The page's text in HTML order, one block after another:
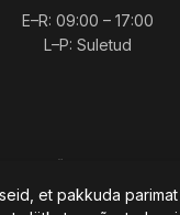
E–R: 09:00 – 17:00
L–P: Suletud
et pakkuda parimat